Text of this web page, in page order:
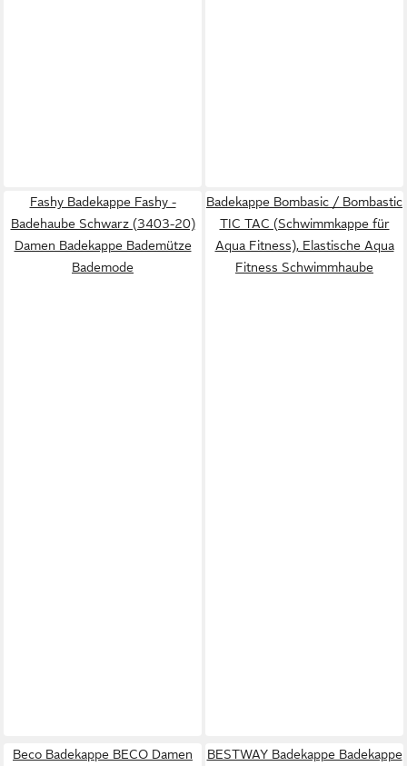
Fashy Badekappe Fashy -
Badehaube Schwarz (3403-20)
Damen Badekappe Bademütze
Bademode
Badekappe Bombasic / Bombastic
TIC TAC (Schwimmkappe für
Aqua Fitness), Elastische Aqua
Fitness Schwimmhaube
Beco Badekappe BECO Damen BESTWAY Badekappe Badekappe